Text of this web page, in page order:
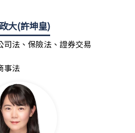
大(許坤皇)
法、保險法、證券交易
事法